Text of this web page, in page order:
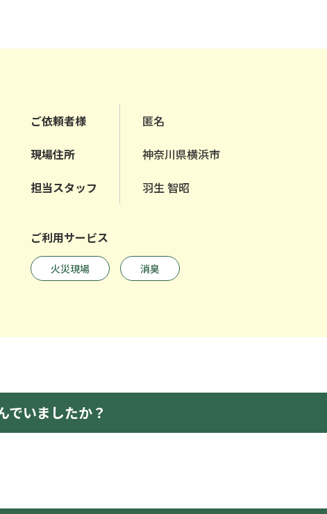
ご依頼者様
匿名
現場住所
神奈川県横浜市
担当スタッフ
羽生 智昭
ご利用サービス
火災現場 消臭
でいましたか？